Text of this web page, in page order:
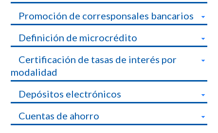
Promoción de corresponsales bancarios
Definición de microcrédito
Certificación de tasas de interés por
modalidad
Depósitos electrónicos
Cuentas de ahorro